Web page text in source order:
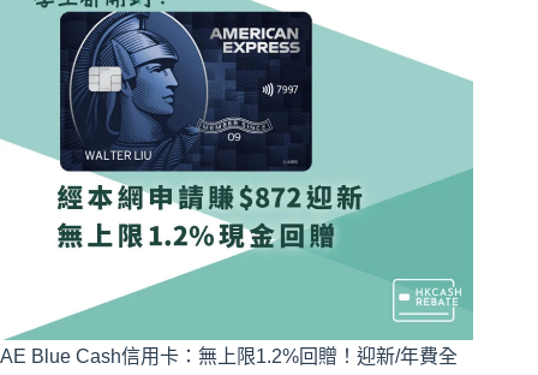
AE Blue Cash信用卡：無上限1.2%回贈！迎新/年費全